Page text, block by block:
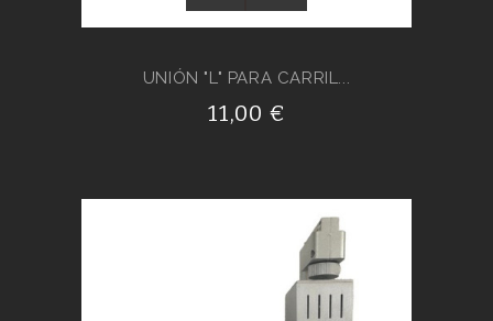
UNIÓN "L" PARA CARRIL...
11,00 €